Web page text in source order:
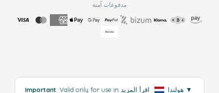
مدفوعات آمنة
Important : Valid only for use in هولندا ▼